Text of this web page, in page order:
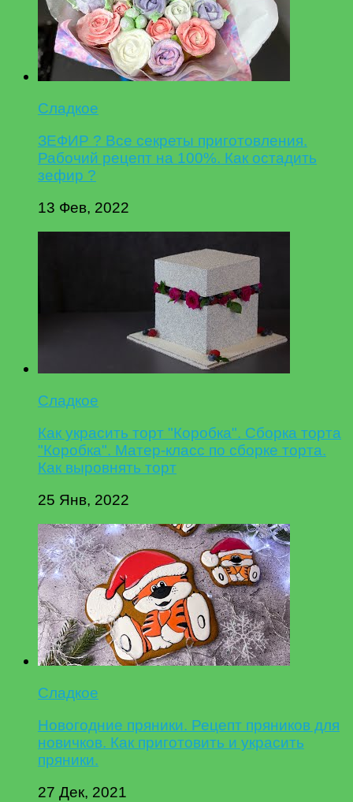
Сладкое
ЗЕФИР ? Все секреты приготовления.
Рабочий рецепт на 100%. Как остадить
зефир ?
13 Фев, 2022
Сладкое
Как украсить торт "Коробка". Сборка торта
"Коробка". Матер-класс по сборке торта.
Как выровнять торт
25 Янв, 2022
Сладкое
Новогодние пряники. Рецепт пряников для
новичков. Как приготовить и украсить
пряники.
27 Дек, 2021